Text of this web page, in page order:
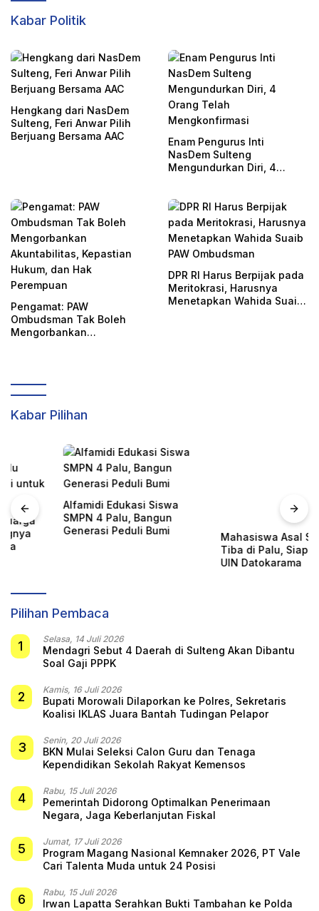
Kabar Politik
Hengkang dari NasDem
Sulteng, Feri Anwar Pilih
Berjuang Bersama AAC
Enam Pengurus Inti
NasDem Sulteng
Mengundurkan Diri, 4
Pengamat: PAW
Ombudsman Tak Boleh
Mengorbankan
DPR RI Harus Berpijak pada
Meritokrasi, Harusnya
Menetapkan Wahida Suaib
Kabar Pilihan
Alfamidi Edukasi Siswa
SMPN 4 Palu, Bangun
Generasi Peduli Bumi
Mahasiswa Asal Somalia
Tiba di Palu, Siap Kuliah di
UIN Datokarama
Pilihan Pembaca
1 Selasa, 14 Juli 2026
Mendagri Sebut 4 Daerah di Sulteng Akan Dibantu
Soal Gaji PPPK
2 Kamis, 16 Juli 2026
Bupati Morowali Dilaporkan ke Polres, Sekretaris
Koalisi IKLAS Juara Bantah Tudingan Pelapor
3 Senin, 20 Juli 2026
BKN Mulai Seleksi Calon Guru dan Tenaga
Kependidikan Sekolah Rakyat Kemensos
4 Rabu, 15 Juli 2026
Pemerintah Didorong Optimalkan Penerimaan
Negara, Jaga Keberlanjutan Fiskal
5 Jumat, 17 Juli 2026
Program Magang Nasional Kemnaker 2026, PT Vale
Cari Talenta Muda untuk 24 Posisi
6 Rabu, 15 Juli 2026
Irwan Lapatta Serahkan Bukti Tambahan ke Polda